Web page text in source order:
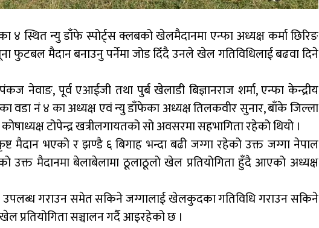
४ स्थित न्यु डाँफे स्पोर्ट्स क्लबको खेलमैदानमा एन्फा अध्यक्ष कर्मा छिरिङ
फुटबल मैदान बनाउनु पर्नेमा जोड दिँदै उनले खेल गतिविधिलाई बढवा दिने
नेवाङ, पूर्व एआईजी तथा पुर्ब खेलाडी बिज्ञानराज शर्मा, एन्फा केन्द्रीय
वडा नं ४ का अध्यक्ष एवं न्यु डाँफेका अध्यक्ष तिलकवीर सुनार, बाँके जिल्ला
टोपेन्द्र खत्रीलगायतको सो अवसरमा सहभागिता रहेको थियो ।
मैदान भएको र झण्डै ६ बिगाह भन्दा बढी जग्गा रहेको उक्त जग्गा नेपाल
उक्त मैदानमा बेलाबेलामा ठूलाठूलो खेल प्रतियोगिता हुँदै आएको अध्यक्ष
गराउन समेत सकिने जग्गालाई खेलकुदका गतिविधि गराउन सकिने
प्रतियोगिता सञ्चालन गर्दै आइरहेको छ ।